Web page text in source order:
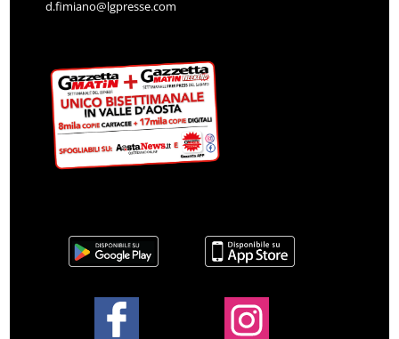
d.fimiano@lgpresse.com